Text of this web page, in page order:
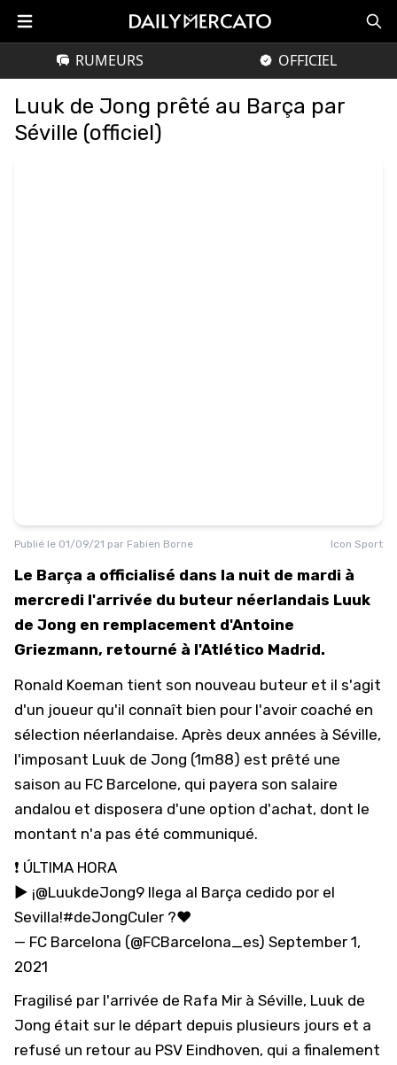
RUMEURS OFFICIEL
Luuk de Jong prêté au Barça par
Séville (officiel)
Publié le 01/09/21 par Fabien Borne Icon Sport
Le Barça a officialisé dans la nuit de mardi à
mercredi l'arrivée du buteur néerlandais Luuk
de Jong en remplacement d'Antoine
Griezmann, retourné à l'Atlético Madrid.
Ronald Koeman tient son nouveau buteur et il s'agit
d'un joueur qu'il connaît bien pour l'avoir coaché en
sélection néerlandaise. Après deux années à Séville,
l'imposant Luuk de Jong (1m88) est prêté une
saison au FC Barcelone, qui payera son salaire
andalou et disposera d'une option d'achat, dont le
montant n'a pas été communiqué.
❗ ÚLTIMA HORA
▶ ¡@LuukdeJong9 llega al Barça cedido por el
Sevilla!#deJongCuler ?❤
— FC Barcelona (@FCBarcelona_es) September 1,
2021
Fragilisé par l'arrivée de Rafa Mir à Séville, Luuk de
Jong était sur le départ depuis plusieurs jours et a
refusé un retour au PSV Eindhoven, qui a finalement